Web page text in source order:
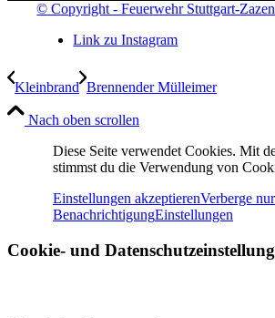
© Copyright - Feuerwehr Stuttgart-
Link zu Instagram
Kleinbrand Brennender Mülleimer
Nach oben scrollen
Diese Seite verwendet Cookies. Mit
stimmst du die Verwendung von
Einstellungen akzeptierenVerberge
BenachrichtigungEinstellungen
Cookie- und